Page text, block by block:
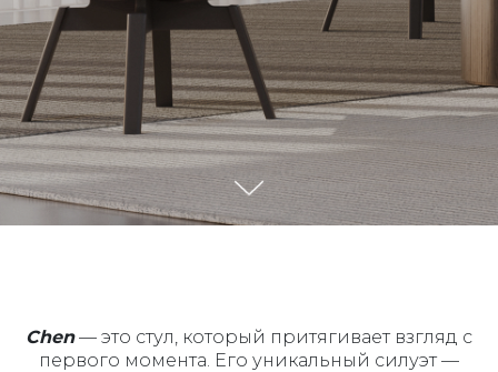
Chen— это стул, который притягивает взгляд с
первого момента. Его уникальный силуэт —